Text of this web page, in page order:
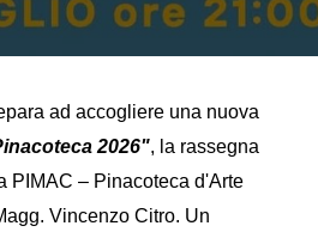
ad accogliere una nuova
2026", la rassegna
PIMAC – Pinacoteca d'Arte
Vincenzo Citro. Un